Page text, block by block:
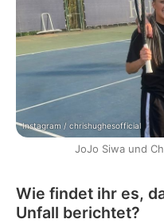
Instagram / chrishughesofficial
JoJo Siwa und
Wie findet ihr es,
Unfall berichtet?